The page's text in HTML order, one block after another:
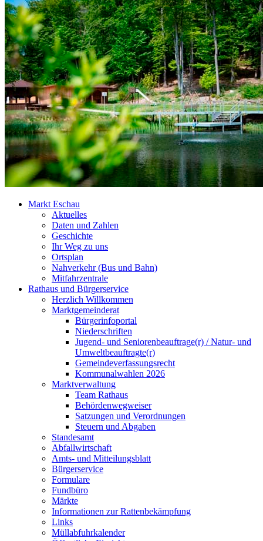
Markt Eschau
Aktuelles
Daten und Zahlen
Geschichte
Ihr Weg zu uns
Ortsplan
Nahverkehr (Bus und Bahn)
Mitfahrzentrale
Rathaus und Bürgerservice
Herzlich Willkommen
Marktgemeinderat
Bürgerinfoportal
Niederschriften
Jugend- und Seniorenbeauftrage(r) / Natur- und
Umweltbeauftragte(r)
Gemeindeverfassungsrecht
Kommunalwahlen 2026
Marktverwaltung
Team Rathaus
Behördenwegweiser
Satzungen und Verordnungen
Steuern und Abgaben
Standesamt
Abfallwirtschaft
Amts- und Mitteilungsblatt
Bürgerservice
Formulare
Fundbüro
Märkte
Informationen zur Rattenbekämpfung
Links
Müllabfuhrkalender